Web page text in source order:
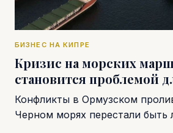
БИЗНЕС НА КИПРЕ
Кризис на морских
становится проблемой
Конфликты в Ормузском
Черном морях перестали